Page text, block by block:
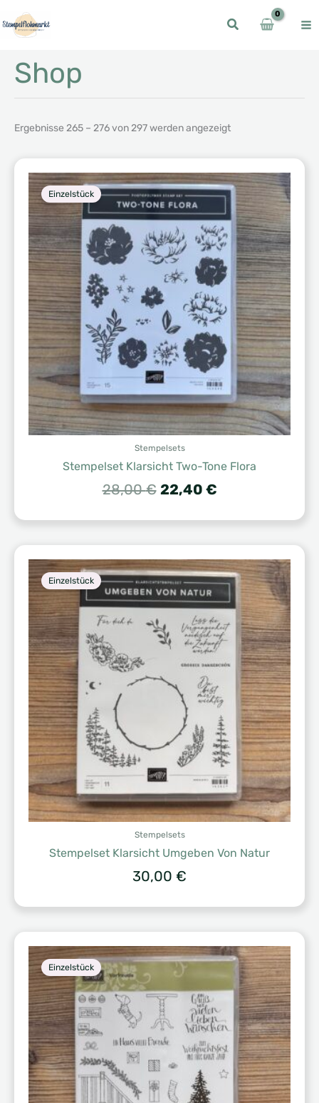
Inhalt
springen
Shop
Ergebnisse 265 – 276 von 297 werden angezeigt
Einzelstück
Stempelsets
Stempelset Klarsicht Two-Tone Flora
28,00€ Ursprünglicher
war:
28,00 €
22,40 €Aktueller
ist:
22,40 €.
Einzelstück
Stempelsets
Stempelset Klarsicht Umgeben Von Natur
30,00 €
Einzelstück